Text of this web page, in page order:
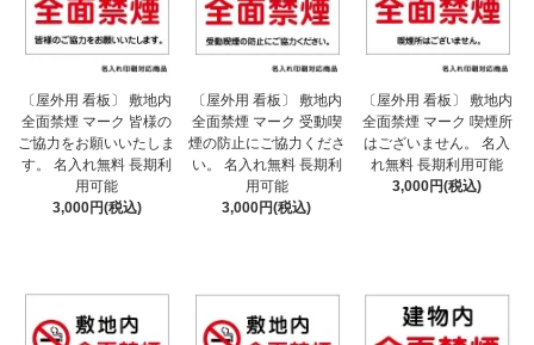
〔屋外用 看板〕 敷地内
全面禁煙 マーク 皆様の
ご協力をお願いいたしま
す。 名入れ無料 長期利
用可能
3,000円(税込)
〔屋外用 看板〕 敷地内
全面禁煙 マーク 受動喫
煙の防止にご協力くださ
い。 名入れ無料 長期利
用可能
3,000円(税込)
〔屋外用 看板〕 敷地内
全面禁煙 マーク 喫煙所
はございません。 名入
れ無料 長期利用可能
3,000円(税込)